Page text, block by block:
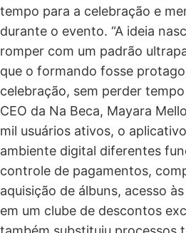
tempo para a celebração e
durante o evento. “A ideia
romper com um padrão
que o formando fosse
celebração, sem perder tempo
CEO da Na Beca, Mayara
mil usuários ativos, o
ambiente digital diferentes
controle de pagamentos,
aquisição de álbuns, acesso
em um clube de descontos